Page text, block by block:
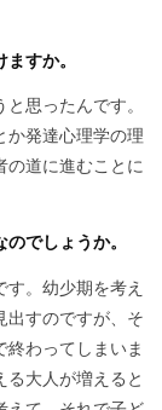
すか。
思ったんです。
か発達心理学の理
の道に進むことに
でしょうか。
。幼少期を考え
出すのですが、そ
わってしまいま
大人が増えると